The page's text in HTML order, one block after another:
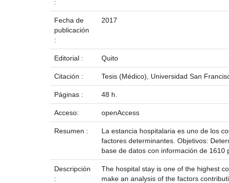
:
Fecha de
publicación
:
2017
Editorial : Quito
Citación : Tesis (Médico), Universidad San
Páginas : 48 h.
Acceso: openAccess
Resumen :
La estancia hospitalaria es uno de los
factores determinantes. Objetivos:
base de datos con información de 1610
Descripción
:
The hospital stay is one of the highest
make an analysis of the factors